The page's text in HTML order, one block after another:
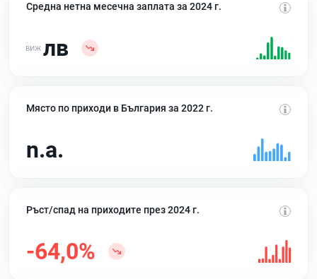
Средна нетна месечна заплата за 2024 г.
лв
Място по приходи в България за 2022 г.
n.a.
Ръст/спад на приходите през 2024 г.
-64,0%